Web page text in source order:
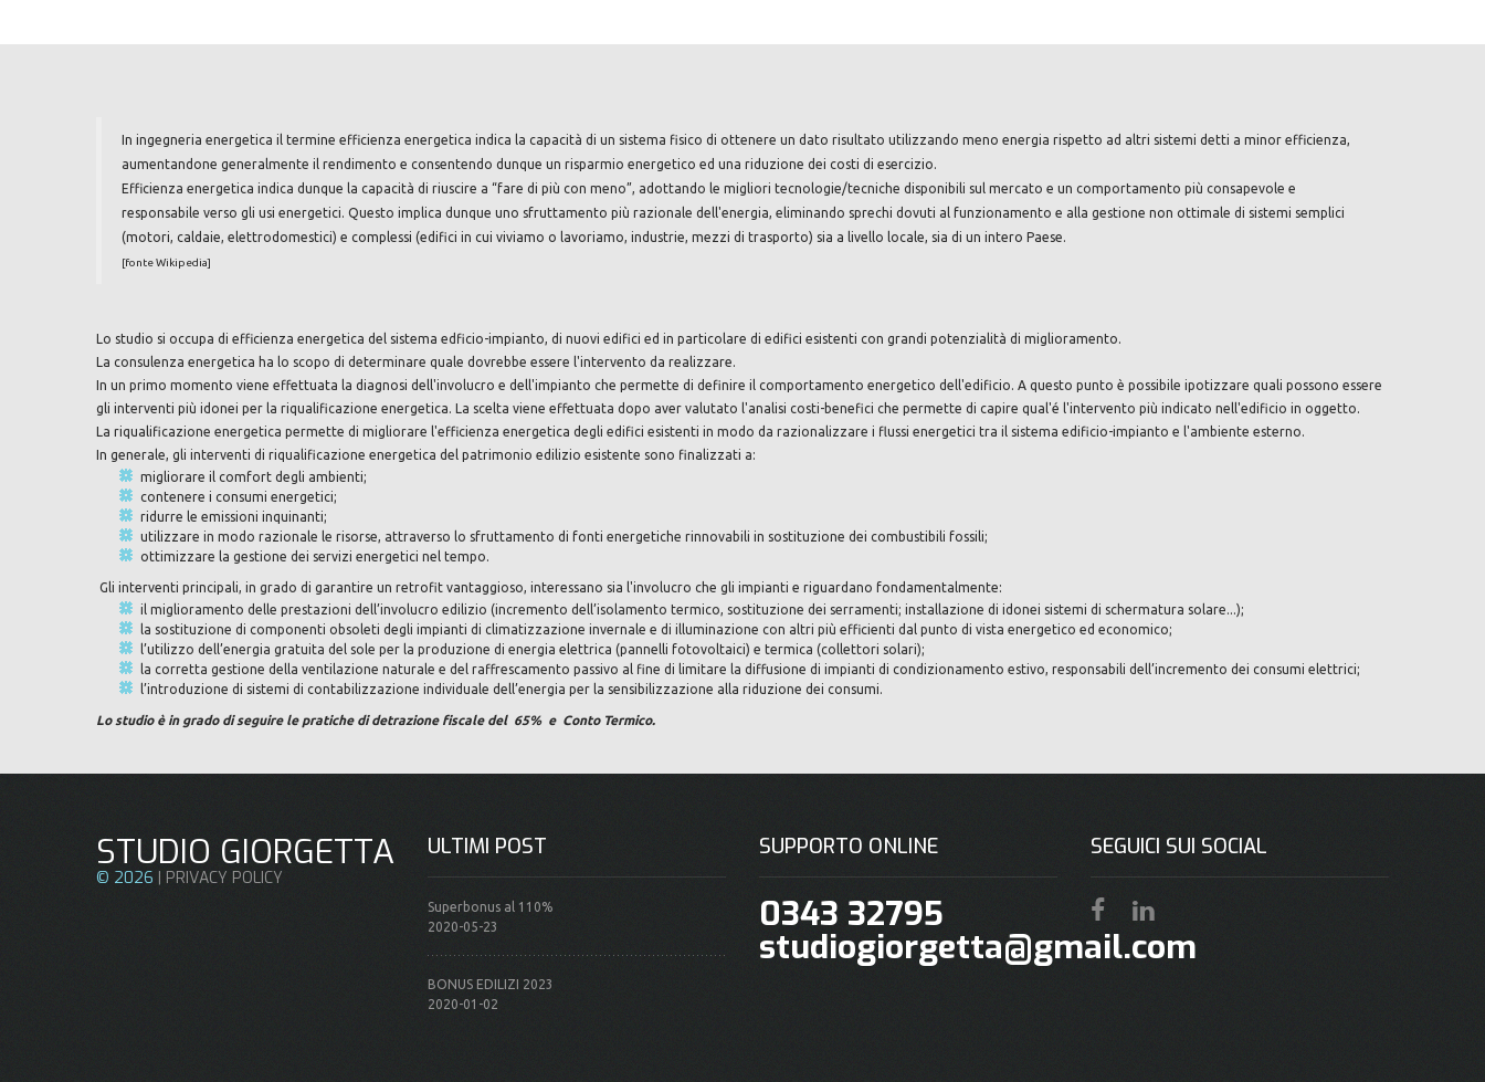
In ingegneria energetica il termine efficienza energetica indica la capacità di un sistema fisico di ottenere un dato risultato utilizzando meno energia rispetto ad altri sistemi detti a minor efficienza,
aumentandone generalmente il rendimento e consentendo dunque un risparmio energetico ed una riduzione dei costi di esercizio.
Efficienza energetica indica dunque la capacità di riuscire a “fare di più con meno”, adottando le migliori tecnologie/tecniche disponibili sul mercato e un comportamento più consapevole e
responsabile verso gli usi energetici. Questo implica dunque uno sfruttamento più razionale dell'energia, eliminando sprechi dovuti al funzionamento e alla gestione non ottimale di sistemi semplici
(motori, caldaie, elettrodomestici) e complessi (edifici in cui viviamo o lavoriamo, industrie, mezzi di trasporto) sia a livello locale, sia di un intero Paese.
[fonte Wikipedia]
Lo studio si occupa di efficienza energetica del sistema edficio-impianto, di nuovi edifici ed in particolare di edifici esistenti con grandi potenzialità di miglioramento.
La consulenza energetica ha lo scopo di determinare quale dovrebbe essere l'intervento da realizzare.
In un primo momento viene effettuata la diagnosi dell'involucro e dell'impianto che permette di definire il comportamento energetico dell'edificio. A questo punto è possibile ipotizzare quali possono essere
gli interventi più idonei per la riqualificazione energetica. La scelta viene effettuata dopo aver valutato l'analisi costi-benefici che permette di capire qual'é l'intervento più indicato nell'edificio in oggetto.
La riqualificazione energetica permette di migliorare l'efficienza energetica degli edifici esistenti in modo da razionalizzare i flussi energetici tra il sistema edificio-impianto e l'ambiente esterno.
In generale, gli interventi di riqualificazione energetica del patrimonio edilizio esistente sono finalizzati a:
migliorare il comfort degli ambienti;
contenere i consumi energetici;
ridurre le emissioni inquinanti;
utilizzare in modo razionale le risorse, attraverso lo sfruttamento di fonti energetiche rinnovabili in sostituzione dei combustibili fossili;
ottimizzare la gestione dei servizi energetici nel tempo.
Gli interventi principali, in grado di garantire un retrofit vantaggioso, interessano sia l'involucro che gli impianti e riguardano fondamentalmente:
il miglioramento delle prestazioni dell’involucro edilizio (incremento dell’isolamento termico, sostituzione dei serramenti; installazione di idonei sistemi di schermatura solare...);
la sostituzione di componenti obsoleti degli impianti di climatizzazione invernale e di illuminazione con altri più efficienti dal punto di vista energetico ed economico;
l’utilizzo dell’energia gratuita del sole per la produzione di energia elettrica (pannelli fotovoltaici) e termica (collettori solari);
la corretta gestione della ventilazione naturale e del raffrescamento passivo al fine di limitare la diffusione di impianti di condizionamento estivo, responsabili dell’incremento dei consumi elettrici;
l’introduzione di sistemi di contabilizzazione individuale dell’energia per la sensibilizzazione alla riduzione dei consumi.
Lo studio è in grado di seguire le pratiche di detrazione fiscale del 65% e Conto Termico.
STUDIO GIORGETTA
© 2026 | PRIVACY POLICY
ULTIMI POST
Superbonus al 110%
2020-05-23
BONUS EDILIZI 2023
2020-01-02
SUPPORTO ONLINE
0343 32795
studiogiorgetta@gmail.com
SEGUICI SUI SOCIAL